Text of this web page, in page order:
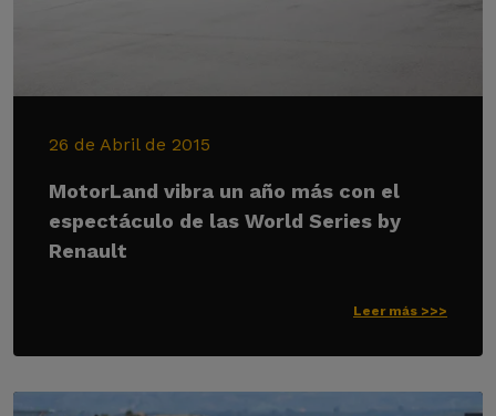
26 de Abril de 2015
MotorLand vibra un año más con el
espectáculo de las World Series by
Renault
Leer más >>>